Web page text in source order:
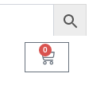
0
Cart